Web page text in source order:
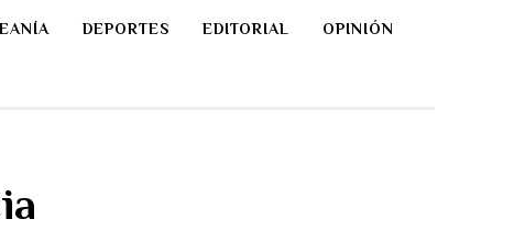
DEPORTES EDITORIAL OPINIÓN